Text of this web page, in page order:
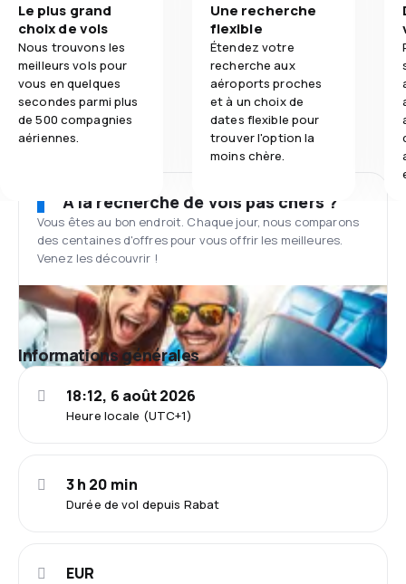
Le plus grand
choix de vols
Nous trouvons les
meilleurs vols pour
vous en quelques
secondes parmi plus
de 500 compagnies
aériennes.
Une recherche
flexible
Étendez votre
recherche aux
aéroports proches
et à un choix de
dates flexible pour
trouver l'option la
moins chère.
À la recherche de vols pas chers ?
Vous êtes au bon endroit. Chaque jour, nous comparons
des centaines d'offres pour vous offrir les meilleures.
Venez les découvrir !
Informations générales
Heure locale (UTC+1)
18:12, 6 août 2026
Durée de vol depuis Rabat
3 h 20 min
EUR